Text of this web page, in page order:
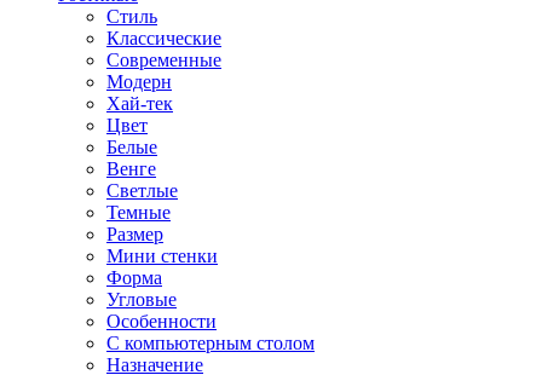
Стиль
Классические
Современные
Модерн
Хай-тек
Цвет
Белые
Венге
Светлые
Темные
Размер
Мини стенки
Форма
Угловые
Особенности
С компьютерным столом
Назначение